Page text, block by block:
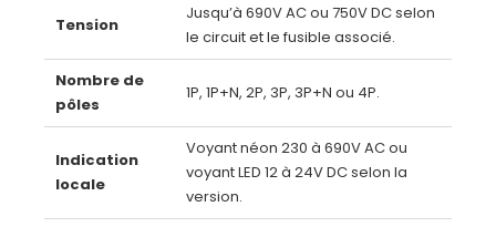
Tension
Jusqu’à 690V AC ou 750V DC selon
le circuit et le fusible associé.
Nombre de
pôles
1P, 1P+N, 2P, 3P, 3P+N ou 4P.
Indication
locale
Voyant néon 230 à 690V AC ou
voyant LED 12 à 24V DC selon la
version.